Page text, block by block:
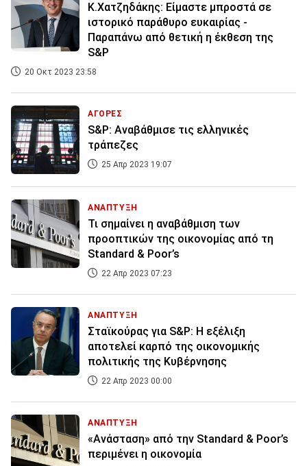
Κ.Χατζηδάκης: Είμαστε μπροστά σε
ιστορικό παράθυρο ευκαιρίας -
Παραπάνω από θετική η έκθεση της
S&P
20 Οκτ 2023 23:58
ΑΓΟΡΕΣ
S&P: Αναβάθμισε τις ελληνικές
τράπεζες
25 Απρ 2023 19:07
ΑΝΑΠΤΥΞΗ
Τι σημαίνει η αναβάθμιση των
προοπτικών της οικονομίας από τη
Standard & Poor’s
22 Απρ 2023 07:23
ΑΝΑΠΤΥΞΗ
Σταϊκούρας για S&P: Η εξέλιξη
αποτελεί καρπό της οικονομικής
πολιτικής της Κυβέρνησης
22 Απρ 2023 00:00
ΑΝΑΠΤΥΞΗ
«Ανάσταση» από την Standard & Poor’s
περιμένει η οικονομία